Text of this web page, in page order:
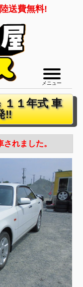
陸送費無料!
メニュー
１１年式 車
‼
れました。